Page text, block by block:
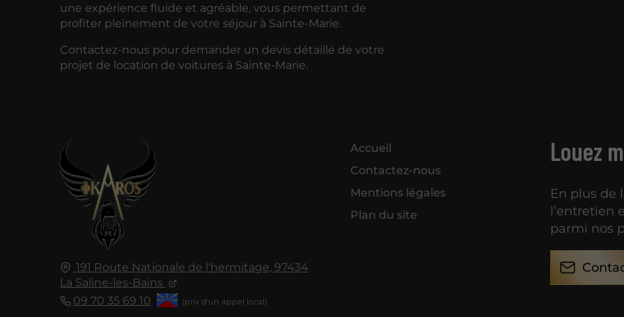
une expérience fluide et agréable, vous permettant de
profiter pleinement de votre séjour à Sainte-Marie.
Contactez-nous pour demander un devis détaillé de votre
projet de location de voitures à Sainte-Marie.
191 Route Nationale de l'hermitage, 97434
La Saline-les-Bains
09 70 35 69 10
Accueil
Contactez-nous
Mentions légales
Plan du site
Louez
En plus de
l’entretien
parmi nos